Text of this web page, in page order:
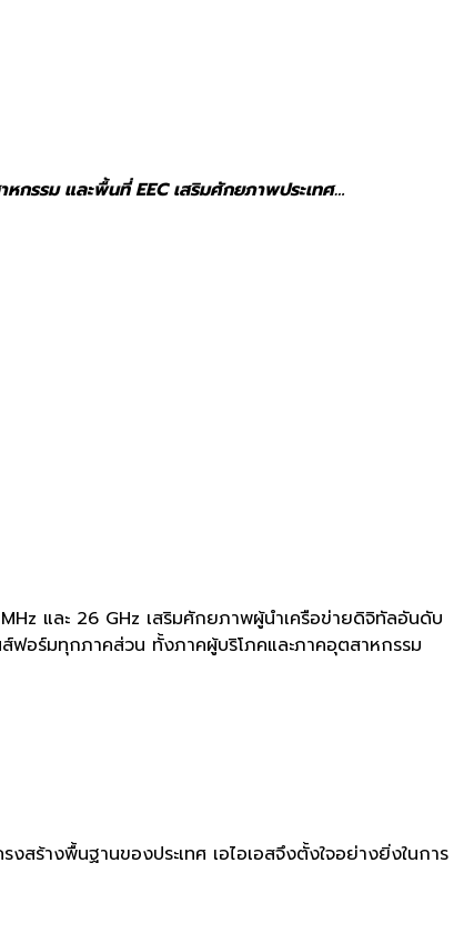
กรรม และพื้นที่ EEC เสริมศักยภาพประเทศ…
และ 26 GHz เสริมศักยภาพผู้นำเครือข่ายดิจิทัลอันดับ
ฟอร์มทุกภาคส่วน ทั้งภาคผู้บริโภคและภาคอุตสาหกรรม
รงสร้างพื้นฐานของประเทศ เอไอเอสจึงตั้งใจอย่างยิ่งในการ